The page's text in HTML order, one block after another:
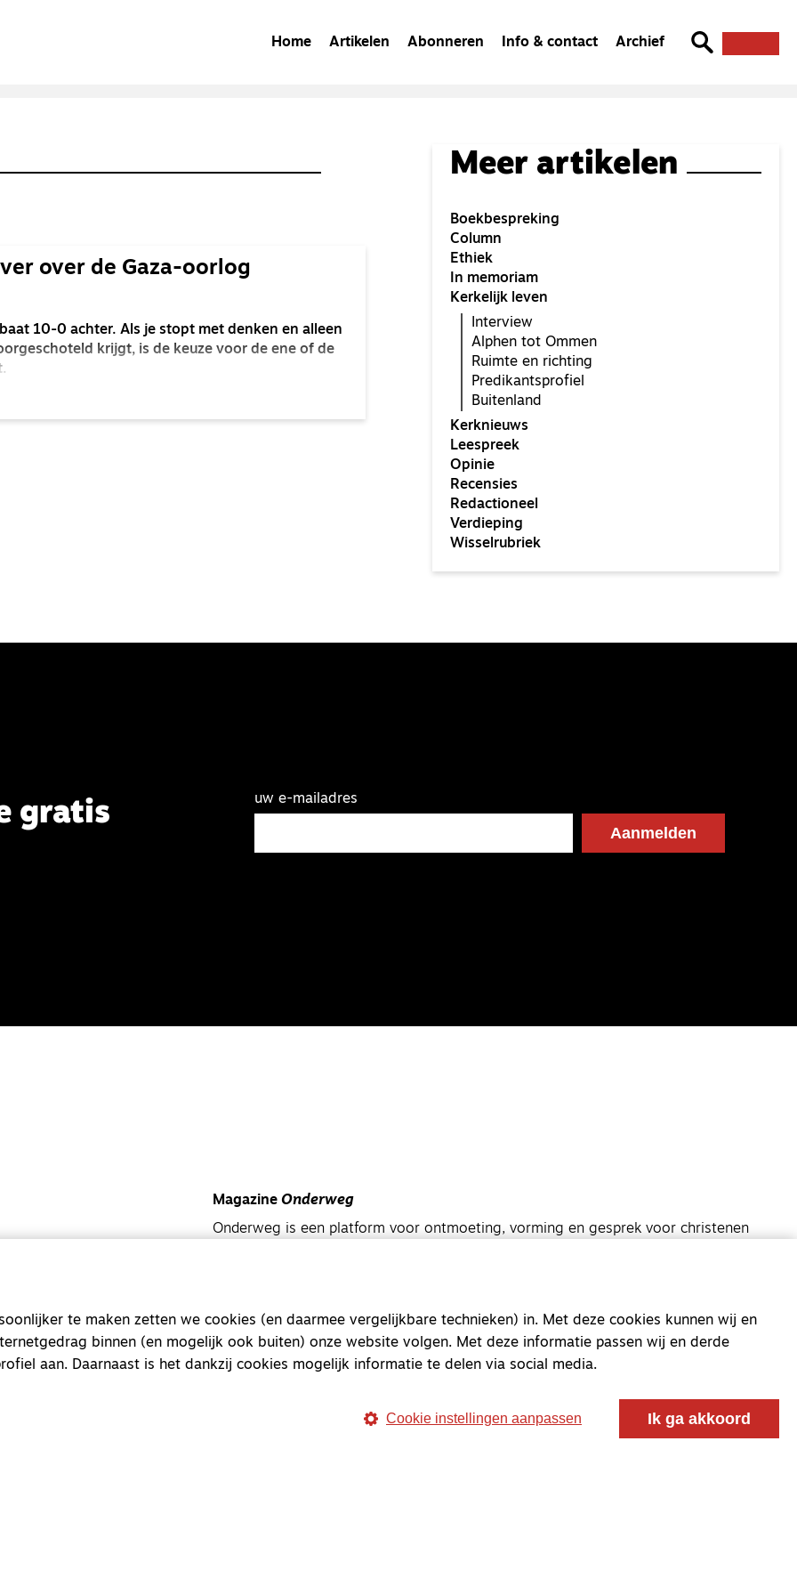
Home Artikelen Abonneren Info & contact Archief
over de Gaza-oorlog
10-0 achter. Als je stopt met denken en alleen
krijgt, is de keuze voor de ene of de
Meer artikelen
Boekbespreking
Column
Ethiek
In memoriam
Kerkelijk leven
Interview
Alphen tot Ommen
Ruimte en richting
Predikantsprofiel
Buitenland
Kerknieuws
Leespreek
Opinie
Recensies
Redactioneel
Verdieping
Wisselrubriek
gratis
uw e-mailadres
Magazine Onderweg
Onderweg is een platform voor ontmoeting, vorming en gesprek voor christenen
Kvk-nummer 33277063
NL46 INGB 0117 5827 86
te maken zetten we cookies (en daarmee vergelijkbare technieken) in. Met deze cookies kunnen wij en
binnen (en mogelijk ook buiten) onze website volgen. Met deze informatie passen wij en derde
aan. Daarnaast is het dankzij cookies mogelijk informatie te delen via social media.
Cookie instellingen aanpassen Ik ga akkoord